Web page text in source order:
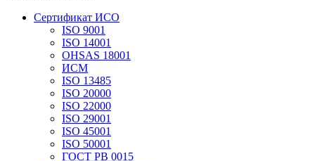
Сертификат ИСО
ISO 9001
ISO 14001
OHSAS 18001
ИСМ
ISO 13485
ISO 20000
ISO 22000
ISO 29001
ISO 45001
ISO 50001
ГОСТ РВ 0015